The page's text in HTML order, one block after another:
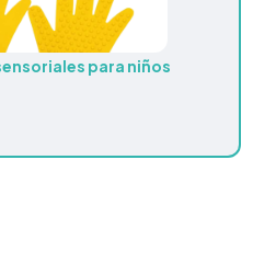
para niños